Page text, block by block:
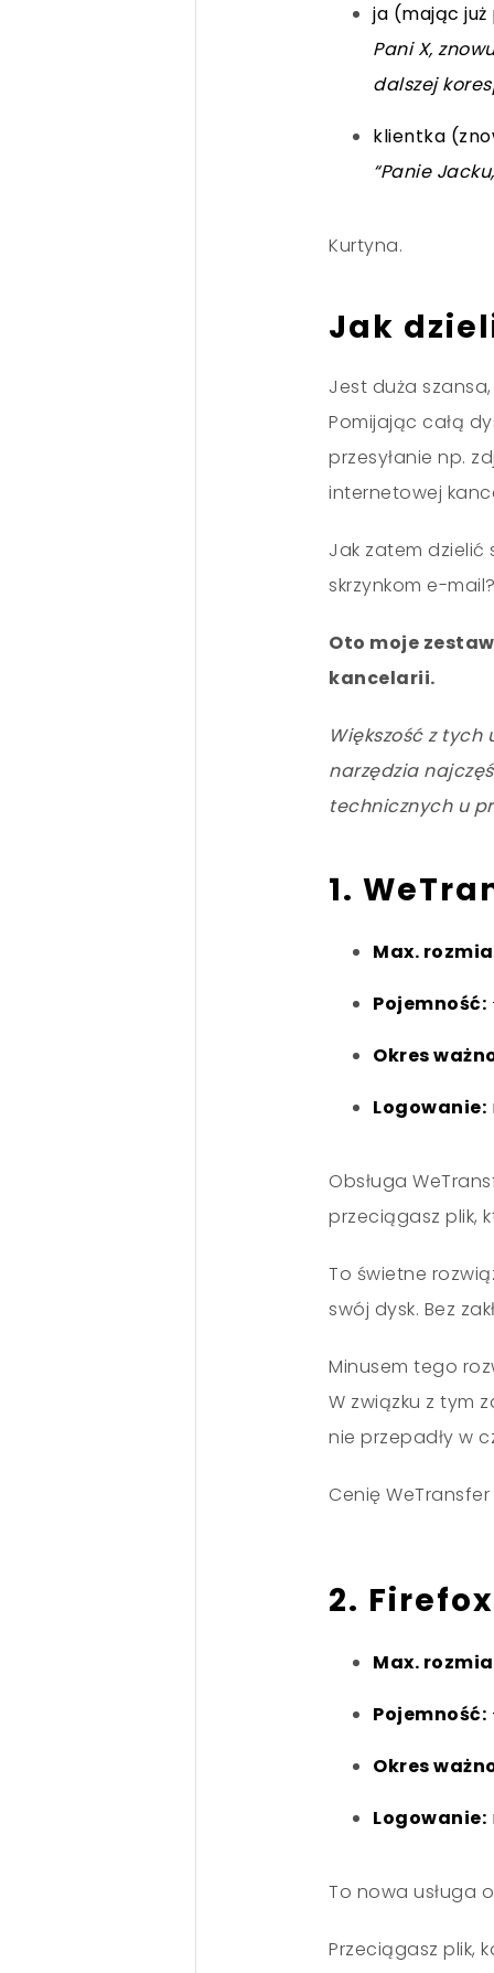
ja (mając już
Pani X,
dalszej
klientka
“Panie
Kurtyna.
Jak
Jest duża
Pomijając całą
przesyłanie np.
internetowej
Jak zatem dzielić
skrzynkom e-
Oto moje
kancelarii.
Większość z tych
narzędzia
technicznych u
1.
Max.
Pojemność:
Okres
Logowanie:
Obsługa
przeciągasz plik,
To świetne
swój dysk. Bez
Minusem tego
W związku z tym
nie przepadły w
Cenię
2.
Max.
Pojemność:
Okres
Logowanie:
To nowa usługa
Przeciągasz plik,